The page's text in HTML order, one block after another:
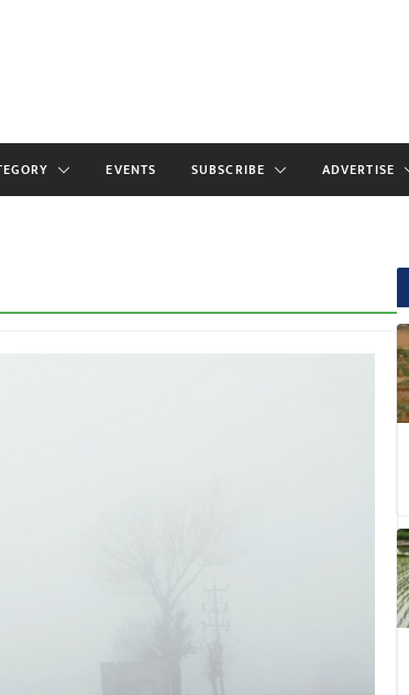
EVENTS SUBSCRIBE ADVERTISE